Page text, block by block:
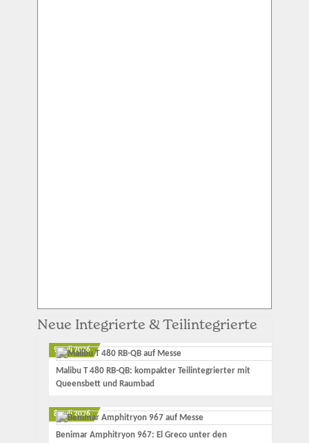
Neue Integrierte & Teilintegrierte
9. Juli 2026
Malibu T 480 RB-QB: kompakter Teilintegrierter mit
Queensbett und Raumbad
8. Juli 2026
Benimar Amphitryon 967: El Greco unter den